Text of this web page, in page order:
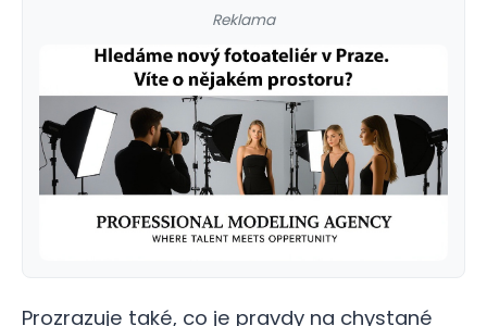
Reklama
Prozrazuje také, co je pravdy na chystané